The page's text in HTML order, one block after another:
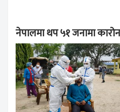
नेपालमा थप ५१ जनामा